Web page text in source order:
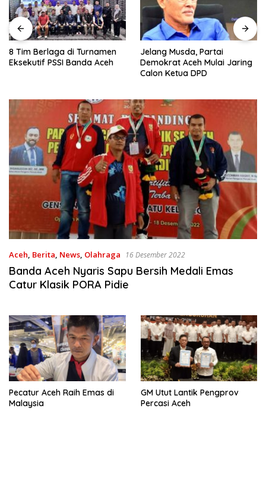
8 Tim Berlaga di Turnamen
Eksekutif PSSI Banda Aceh
Jelang Musda, Partai
Demokrat Aceh Mulai Jaring
Calon Ketua DPD
Aceh, Berita, News, Olahraga 16 Desember 2022
Banda Aceh Nyaris Sapu Bersih Medali Emas
Catur Klasik PORA Pidie
Pecatur Aceh Raih Emas di
Malaysia
GM Utut Lantik Pengprov
Percasi Aceh